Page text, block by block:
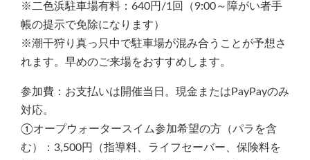
※二色浜駐車場有料：640円/1回（9:00～障がい者手
帳の提示で免除になります）
※潮干狩り真っ只中で駐車場が混み合うことが予想さ
れます。早めのご来場をおすすめします。
参加費：お支払いは開催当日。現金またはPayPayのみ
対応。
①オープウォータースイム参加希望の方（パラを含
む）：3,500円（指導料、ライフセーバー、保険料を